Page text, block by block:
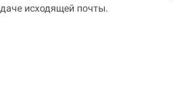
исходящей почты.